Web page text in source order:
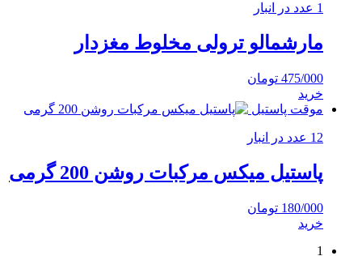
1 عدد در انبار
مارشمالو ترولی مخلوط مغزدار
475/000 تومان
خرید
موقت پاستیل
12 عدد در انبار
پاستیل میکس مرکبات روشن 200 گرمی
180/000 تومان
خرید
1